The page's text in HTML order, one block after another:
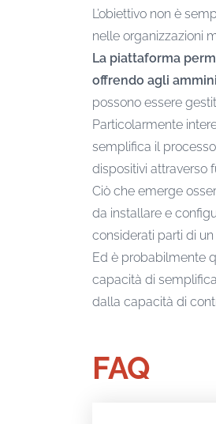
L’obiettivo non è
nelle organizzazioni
La piattaforma
offrendo agli
possono essere
Particolarmente
semplifica il
dispositivi attraverso
Ciò che emerge
da installare e
considerati parti di
Ed è probabilmente
capacità di
dalla capacità di
FAQ